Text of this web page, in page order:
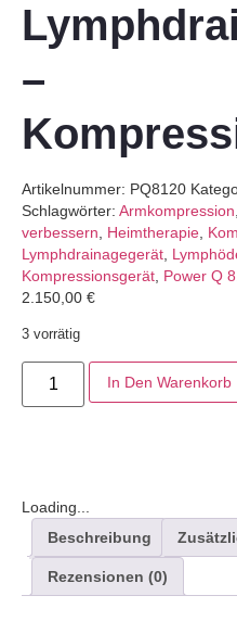
–
Artikelnummer: PQ8120
Schlagwörter: Armkompression
verbessern
Heimtherapie
Lymphdrainagegerät
Kompressionsgerät Power Q
2.150,00 €
3 vorrätig
In Den Warenkorb
Loading...
Beschreibung
Rezensionen (0)